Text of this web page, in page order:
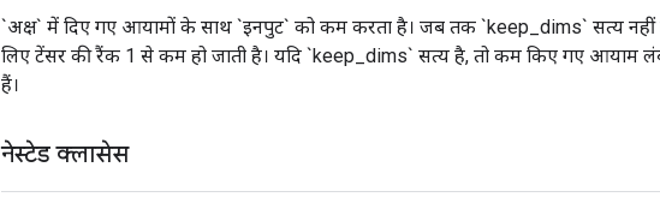
`अक्ष` में दिए गए आयामों के साथ `इनपुट` को कम करता है। जब तक `keep_dims` सत्य नहीं है,
लिए टेंसर की रैंक 1 से कम हो जाती है। यदि `keep_dims` सत्य है, तो कम किए गए आयाम
हैं।
नेस्टेड क्लासेस